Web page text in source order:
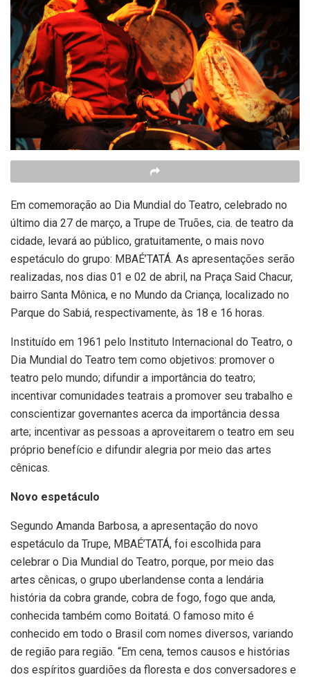
Em comemoração ao Dia Mundial do Teatro, celebrado no
último dia 27 de março, a Trupe de Truões, cia. de teatro da
cidade, levará ao público, gratuitamente, o mais novo
espetáculo do grupo: MBAÉ’TATÁ. As apresentações serão
realizadas, nos dias 01 e 02 de abril, na Praça Said Chacur,
bairro Santa Mônica, e no Mundo da Criança, localizado no
Parque do Sabiá, respectivamente, às 18 e 16 horas.
Instituído em 1961 pelo Instituto Internacional do Teatro, o
Dia Mundial do Teatro tem como objetivos: promover o
teatro pelo mundo; difundir a importância do teatro;
incentivar comunidades teatrais a promover seu trabalho e
conscientizar governantes acerca da importância dessa
arte; incentivar as pessoas a aproveitarem o teatro em seu
próprio benefício e difundir alegria por meio das artes
cênicas.
Novo espetáculo
Segundo Amanda Barbosa, a apresentação do novo
espetáculo da Trupe, MBAÉ’TATÁ, foi escolhida para
celebrar o Dia Mundial do Teatro, porque, por meio das
artes cênicas, o grupo uberlandense conta a lendária
história da cobra grande, cobra de fogo, fogo que anda,
conhecida também como Boitatá. O famoso mito é
conhecido em todo o Brasil com nomes diversos, variando
de região para região. “Em cena, temos causos e histórias
dos espíritos guardiões da floresta e dos conversadores e